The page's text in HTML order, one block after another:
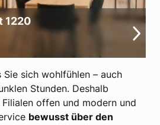
1220
sich wohlfühlen – auch
Stunden. Deshalb
offen und modern und
bewusst über den